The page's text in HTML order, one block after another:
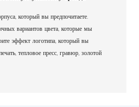
который вы предпочитаете.
вариантов цвета, которые мы
эффект логотипа, который вы
тепловое пресс, гравюр, золотой